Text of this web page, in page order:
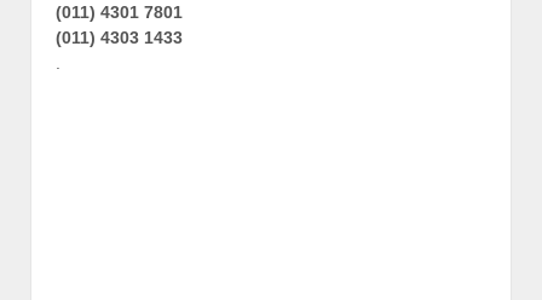
(011) 4301 7801
(011) 4303 1433